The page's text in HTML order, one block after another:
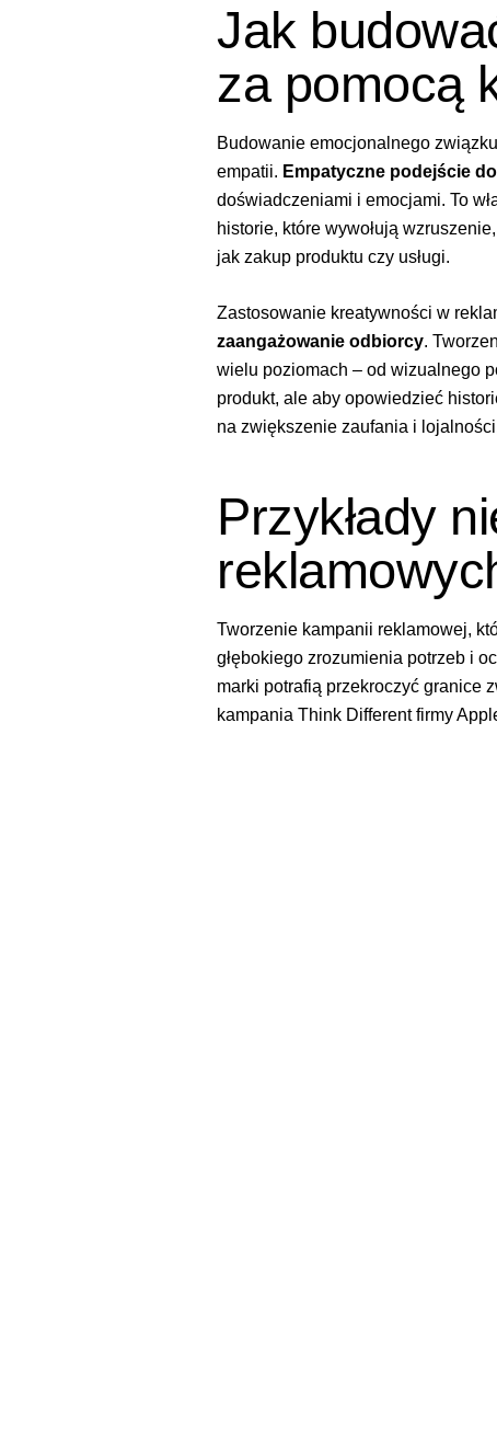
Jak
za pomocą
Budowanie emocjonalnego
empatii. Empatyczne podejście
doświadczeniami i emocjami. To
historie, które wywołują
jak zakup produktu czy usługi.
Zastosowanie kreatywności w
zaangażowanie odbiorcy.
wielu poziomach – od wizualnego
produkt, ale aby opowiedzieć
na zwiększenie zaufania i
Przykłady
Tworzenie kampanii reklamowej,
głębokiego zrozumienia potrzeb i
marki potrafią przekroczyć granice
kampania Think Different firmy